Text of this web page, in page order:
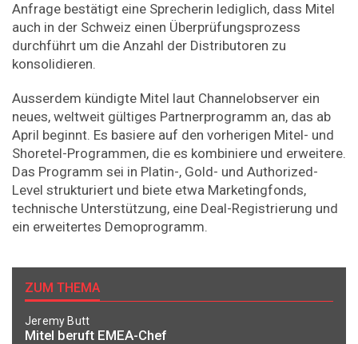
Anfrage bestätigt eine Sprecherin lediglich, dass Mitel
auch in der Schweiz einen Überprüfungsprozess
durchführt um die Anzahl der Distributoren zu
konsolidieren.
Ausserdem kündigte Mitel laut Channelobserver ein
neues, weltweit gültiges Partnerprogramm an, das ab
April beginnt. Es basiere auf den vorherigen Mitel- und
Shoretel-Programmen, die es kombiniere und erweitere.
Das Programm sei in Platin-, Gold- und Authorized-
Level strukturiert und biete etwa Marketingfonds,
technische Unterstützung, eine Deal-Registrierung und
ein erweitertes Demoprogramm.
ZUM THEMA
Jeremy Butt
Mitel beruft EMEA-Chef